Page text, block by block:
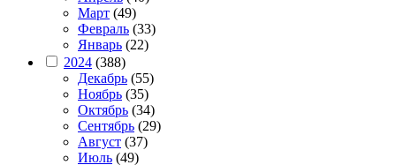
Март (49)
Февраль (33)
Январь (22)
2024 (388)
Декабрь (55)
Ноябрь (35)
Октябрь (34)
Сентябрь (29)
Август (37)
Июль (49)